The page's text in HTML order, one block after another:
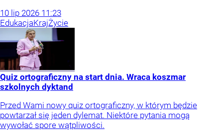
10 lip 2026 11:23
EdukacjaKrajŻycie
Quiz ortograficzny na start dnia. Wraca koszmar
szkolnych dyktand
Przed Wami nowy quiz ortograficzny, w którym będzie
powtarzał się jeden dylemat. Niektóre pytania mogą
wywołać spore wątpliwości.